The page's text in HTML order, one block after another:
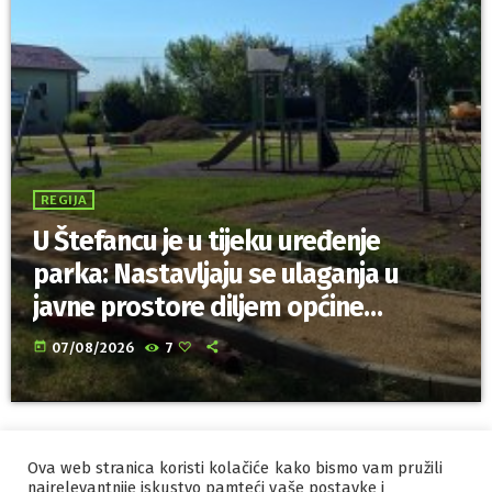
REGIJA
U Štefancu je u tijeku uređenje
parka: Nastavljaju se ulaganja u
javne prostore diljem općine
Trnovec Bartolovečki
today 07/08/2026 7
IZRADA I HOSTINGORBIS
Ova web stranica koristi kolačiće kako bismo vam pružili
najrelevantnije iskustvo pamteći vaše postavke i